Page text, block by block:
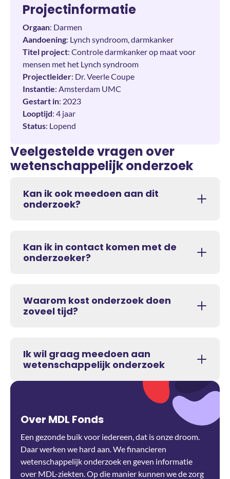
Projectinformatie
Orgaan: Darmen
Aandoening: Lynch syndroom, darmkanker
Titel project: Controle darmkanker op maat voor
mensen met het Lynch syndroom
Projectleider: Dr. Veerle Coupe
Instantie: Amsterdam UMC
Gestart in: 2023
Looptijd: 4 jaar
Status: Lopend
Veelgestelde vragen over
wetenschappelijk onderzoek
Kan ik ook meedoen aan dit
onderzoek?
Kan ik in contact komen met de
onderzoeker?
Waarom kost onderzoek doen
zoveel tijd?
Ik wil graag meedoen aan
wetenschappelijk onderzoek
Over MDL Fonds
Een gezonde buik voor iedereen, dat is onze droom.
Daar werken we hard aan. We financieren
wetenschappelijk onderzoek en geven informatie
over MDL-ziekten. Op die manier kunnen we de zorg